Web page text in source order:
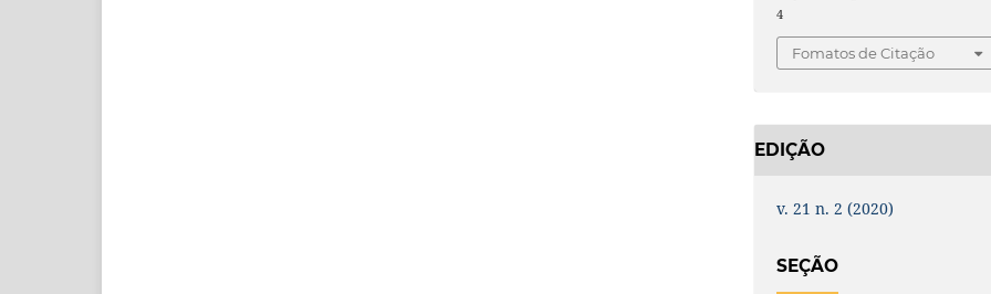
4
Fomatos de Citação
EDIÇÃO
v. 21 n. 2 (2020)
SEÇÃO